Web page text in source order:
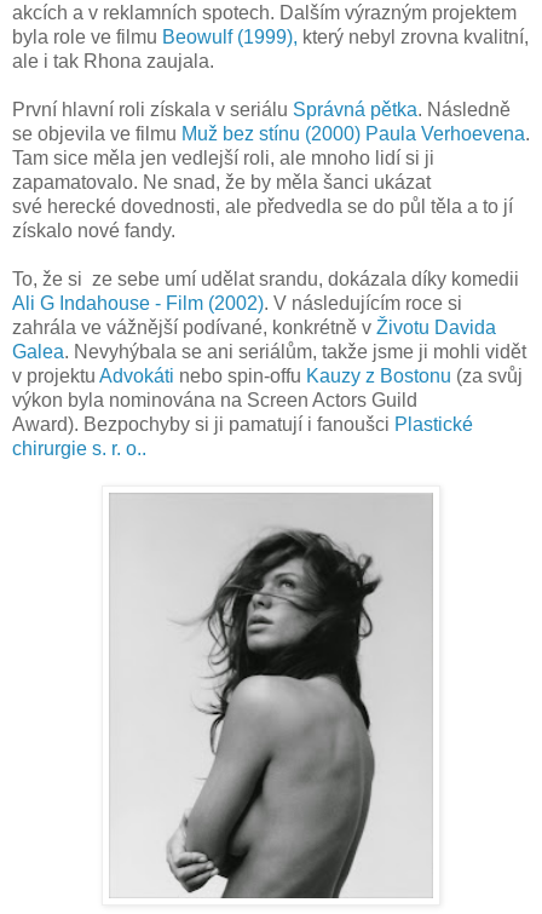
akcích a v reklamních spotech. Dalším výrazným projektem
byla role ve filmu Beowulf (1999), který nebyl zrovna kvalitní,
ale i tak Rhona zaujala.
První hlavní roli získala v seriálu Správná pětka. Následně
se objevila ve filmu Muž bez stínu (2000) Paula Verhoevena.
Tam sice měla jen vedlejší roli, ale mnoho lidí si ji
zapamatovalo. Ne snad, že by měla šanci ukázat
své herecké dovednosti, ale předvedla se do půl těla a to jí
získalo nové fandy.
To, že si ze sebe umí udělat srandu, dokázala díky komedii
Ali G Indahouse - Film (2002). V následujícím roce si
zahrála ve vážnější podívané, konkrétně v Životu Davida
Galea. Nevyhýbala se ani seriálům, takže jsme ji mohli vidět
v projektu Advokáti nebo spin-offu Kauzy z Bostonu (za svůj
výkon byla nominována na Screen Actors Guild
Award). Bezpochyby si ji pamatují i fanoušci Plastické
chirurgie s. r. o..